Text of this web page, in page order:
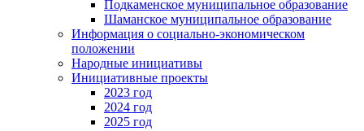
Подкаменское муниципальное образование
Шаманское муниципальное образование
Информация о социально-экономическом
положении
Народные инициативы
Инициативные проекты
2023 год
2024 год
2025 год